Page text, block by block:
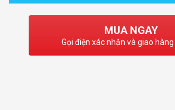
MUA NGAY
Gọi điện xác nhận và giao